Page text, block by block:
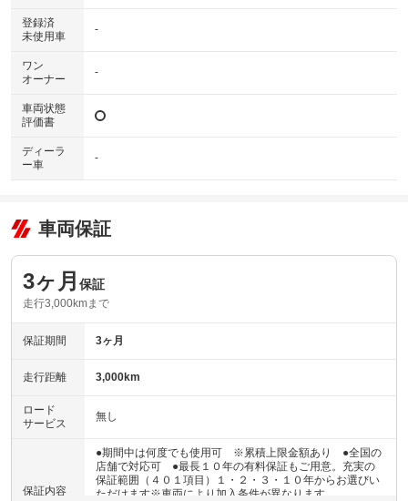
登録済
未使用車
-
ワン
オーナー
-
車両状態
評価書
ディーラ
ー車
-
車両保証
3ヶ月 保証
走行3,000kmまで
保証期間 3ヶ月
走行距離 3,000km
ロード
サービス
無し
保証内容
●期間中は何度でも使用可 ※累積上限金額あり ●全国の
店舗で対応可 ●最長１０年の有料保証もご用意。充実の
保証範囲（４０１項目）１・２・３・１０年からお選びい
ただけます※車両により加入条件が異なります